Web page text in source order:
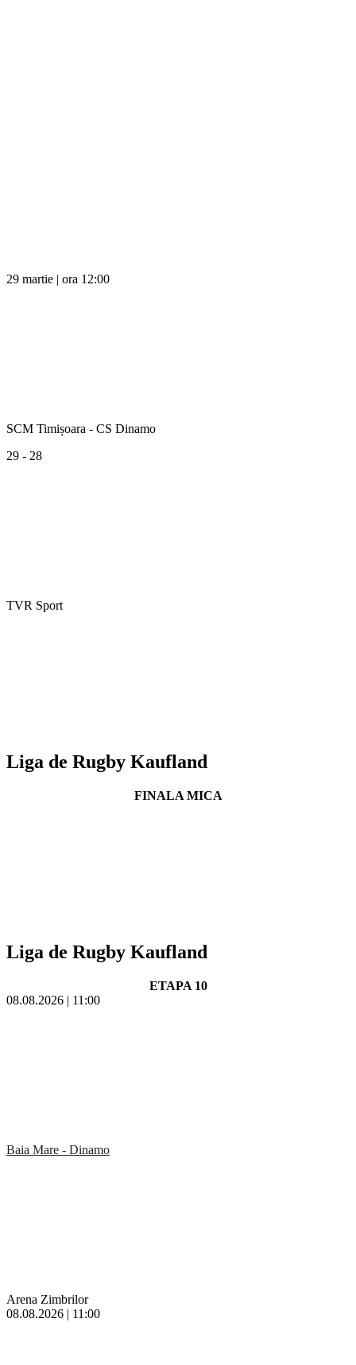
29 martie | ora 12:00
SCM Timișoara - CS Dinamo
29 - 28
TVR Sport
Liga de Rugby Kaufland
FINALA MICA
Liga de Rugby Kaufland
ETAPA 10
08.08.2026 | 11:00
Baia Mare - Dinamo
Arena Zimbrilor
08.08.2026 | 11:00